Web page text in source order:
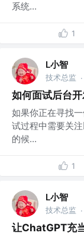
系统...
1
L小智
技术总监 ·
如何面试后台
如果你正在寻找
试过程中需要关
的候...
1
L小智
技术总监 ·
让ChatGPT充